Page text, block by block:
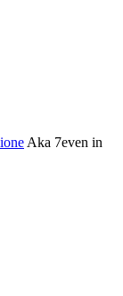
Aka 7even in